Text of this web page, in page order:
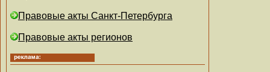
Правовые акты Санкт-Петербурга
Правовые акты регионов